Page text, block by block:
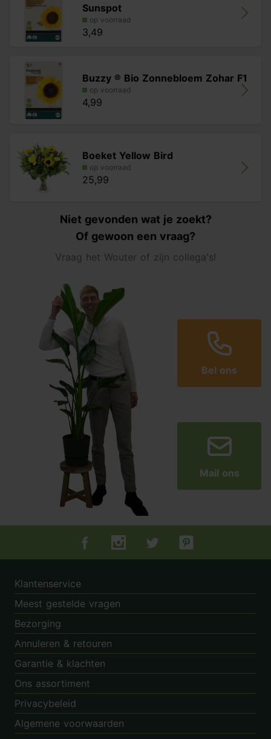
Sunspot
op voorraad
3,49
Buzzy ® Bio Zonnebloem Zohar F1
op voorraad
4,99
Boeket Yellow Bird
op voorraad
25,99
Niet gevonden wat je zoekt?
Of gewoon een vraag?
Vraag het Wouter of zijn collega's!
Bel ons
Mail ons
Tuincentrum.nl op Facebook
Tuincentrum.nl op Instagram
Tuincentrum.nl op Twitter
Tuincentrum.nl op
Klantenservice
Meest gestelde vragen
Bezorging
Annuleren & retouren
Garantie & klachten
Ons assortiment
Privacybeleid
Algemene voorwaarden